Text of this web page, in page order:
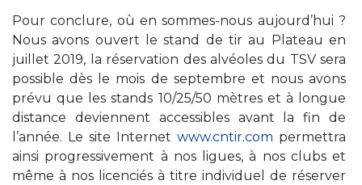
Pour conclure, où en sommes-nous aujourd’hui ?
Nous avons ouvert le stand de tir au Plateau en
juillet 2019, la réservation des alvéoles du TSV sera
possible dès le mois de septembre et nous avons
prévu que les stands 10/25/50 mètres et à longue
distance deviennent accessibles avant la fin de
l’année. Le site Internet www.cntir.com permettra
ainsi progressivement à nos ligues, à nos clubs et
même à nos licenciés à titre individuel de réserver